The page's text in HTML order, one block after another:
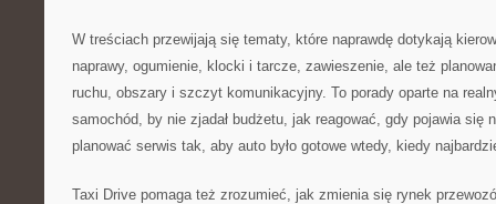
W treściach przewijają się tematy, które naprawdę dotykają
naprawy, ogumienie, klocki i tarcze, zawieszenie, ale też
ruchu, obszary i szczyt komunikacyjny. To porady oparte na
samochód, by nie zjadał budżetu, jak reagować, gdy pojawia się
planować serwis tak, aby auto było gotowe wtedy, kiedy
Taxi Drive pomaga też zrozumieć, jak zmienia się rynek